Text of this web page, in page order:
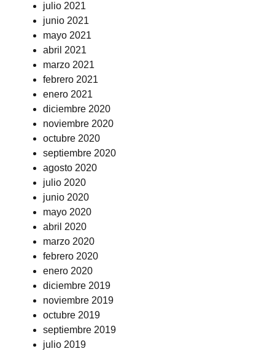
julio 2021
junio 2021
mayo 2021
abril 2021
marzo 2021
febrero 2021
enero 2021
diciembre 2020
noviembre 2020
octubre 2020
septiembre 2020
agosto 2020
julio 2020
junio 2020
mayo 2020
abril 2020
marzo 2020
febrero 2020
enero 2020
diciembre 2019
noviembre 2019
octubre 2019
septiembre 2019
julio 2019